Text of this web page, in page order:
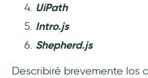
UiPath
Intro.js
Shepherd.js
Describiré brevemente los